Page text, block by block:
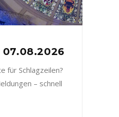
07.08.2026
für Schlagzeilen?
– schnell